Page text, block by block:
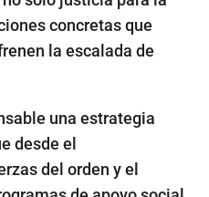
concretas que
la escalada de
una estrategia
desde el
del orden y el